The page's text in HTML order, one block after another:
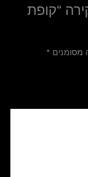
“קופת
מסומנים *